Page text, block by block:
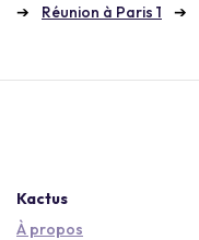
Réunion à Paris 1
Kactus
À propos